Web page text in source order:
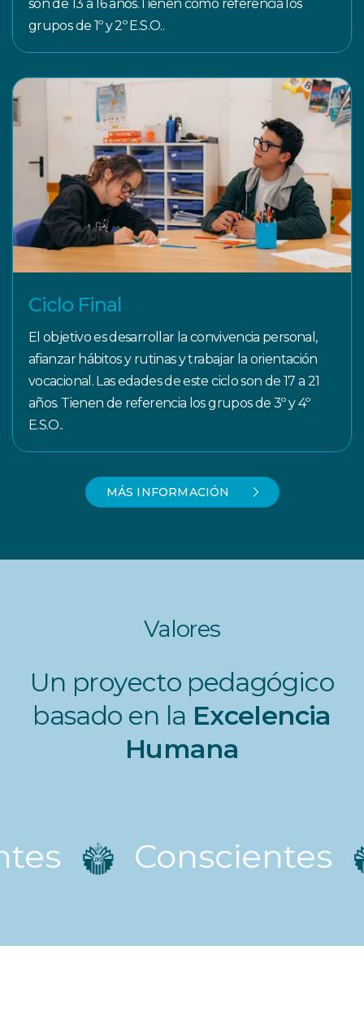
son de 13 a 16 años.Tienen como referencia los
grupos de 1º y 2º E.S.O..
Ciclo Final
El objetivo es desarrollar la convivencia personal,
afianzar hábitos y rutinas y trabajar la orientación
vocacional. Las edades de este ciclo son de 17 a 21
años. Tienen de referencia los grupos de 3º y 4º
E.S.O..
MÁS INFORMACIÓN
Valores
Un proyecto pedagógico
basado en la Excelencia
Humana
Conscientes